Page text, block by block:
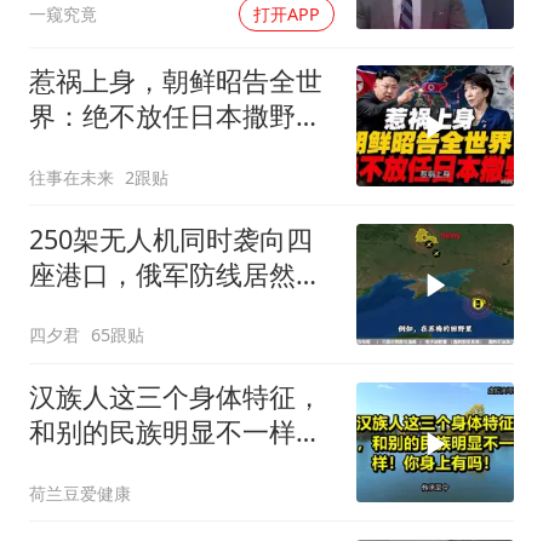
一窥究竟 打开APP
惹祸上身，朝鲜昭告全世
界：绝不放任日本撒野！
往事在未来 2跟贴
250架无人机同时袭向四
座港口，俄军防线居然彻
四夕君 65跟贴
汉族人这三个身体特征，
和别的民族明显不一样！
荷兰豆爱健康